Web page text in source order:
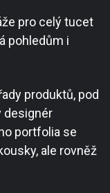
pro celý tucet
pohledům i
produktů, pod
designér
portfolia se
ale rovněž